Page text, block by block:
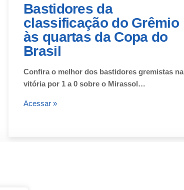
Bastidores da
classificação do Grêmio
às quartas da Copa do
Brasil
Confira o melhor dos bastidores gremistas na
vitória por 1 a 0 sobre o Mirassol…
Acessar »